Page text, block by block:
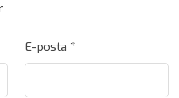
E-posta *